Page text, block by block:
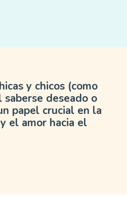
y chicos (como
deseado o
papel crucial en la
el amor hacia el